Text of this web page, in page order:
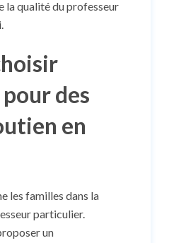
la qualité du professeur
des
en
les familles dans la
particulier.
un